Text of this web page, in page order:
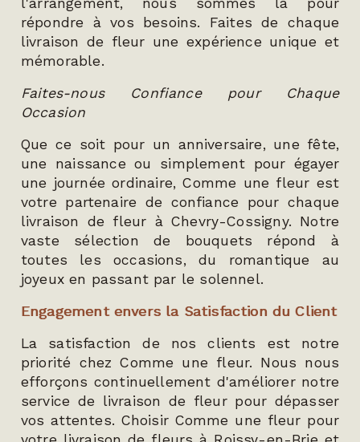
l'arrangement, nous sommes là pour
répondre à vos besoins. Faites de chaque
livraison de fleur une expérience unique et
mémorable.
Faites-nous Confiance pour Chaque
Occasion
Que ce soit pour un anniversaire, une fête,
une naissance ou simplement pour égayer
une journée ordinaire, Comme une fleur est
votre partenaire de confiance pour chaque
livraison de fleur à Chevry-Cossigny. Notre
vaste sélection de bouquets répond à
toutes les occasions, du romantique au
joyeux en passant par le solennel.
Engagement envers la Satisfaction du Client
La satisfaction de nos clients est notre
priorité chez Comme une fleur. Nous nous
efforçons continuellement d'améliorer notre
service de livraison de fleur pour dépasser
vos attentes. Choisir Comme une fleur pour